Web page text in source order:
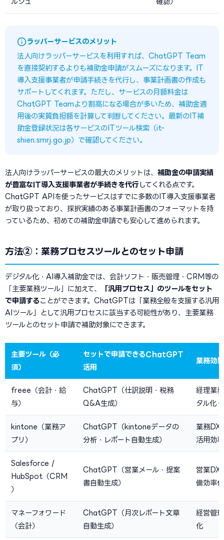
ラッパーサービスのメリット
法人向けラッパーサービスを利用すれば、ChatGPT Team
を直接契約するよりも補助金申請がスムーズになります。IT
導入支援事業者が申請手続きを代行し、事業計画書の作成も
サポートしてくれます。ただし、サービスの月額料金は
ChatGPT Teamより割高になる場合が多いため、補助金適
用後の実質負担額を計算して判断してください。最新のIT補
助金登録状況は各サービスのITツール検索（it-
shien.smrj.go.jp）で確認してください。
法人向けラッパーサービスの最大のメリットは、 補助金の申請実績
が豊富なIT導入支援事業者が手続きを代行 してくれる点です。
ChatGPT APIを使ったサービスはすでに多数のIT導入支援事業者
が取り扱っており、採択実績のある事業計画書のフォーマットを持
っているため、初めての補助金申請でも安心して進められます。
方法②：業務プロセスツールとのセット申請
デジタル化・AI導入補助金では、会計ソフト・販売管理・CRM等の
「主要業務ツール」に加えて、
「汎用プロセス」のツールをセット
で申請する ことができます。ChatGPTは「業務全般を支援する汎用
AIツール」として汎用プロセスに該当する可能性があり、主要業務
ツールとのセット申請で補助対象にできます。
主要ツール（必
須）
セットで申請できるChatGPT
活用
業務効果
freee（会計・給
与）
ChatGPT（仕訳説明・税務
Q&A生成）
経理業
タル化
kintone（業務ア
プリ）
ChatGPT（kintoneデータの
分析・レポート自動生成）
業務DX
活用効
Salesforce /
HubSpot（CRM
）
ChatGPT（営業メール・提案
書自動生成）
営業DX
備効率化
マネーフォワード
（会計）
ChatGPT（月次レポート文章
自動生成）
経営管
化